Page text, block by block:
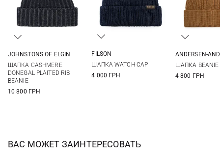
JOHNSTONS OF ELGIN
ШАПКА CASHMERE
DONEGAL PLAITED RIB
BEANIE
10 800 ГРН
FILSON
ШАПКА WATCH CAP
4 000 ГРН
ANDERSEN-
ШАПКА BEANIE
4 800 ГРН
ВАС МОЖЕТ ЗАИНТЕРЕСОВАТЬ